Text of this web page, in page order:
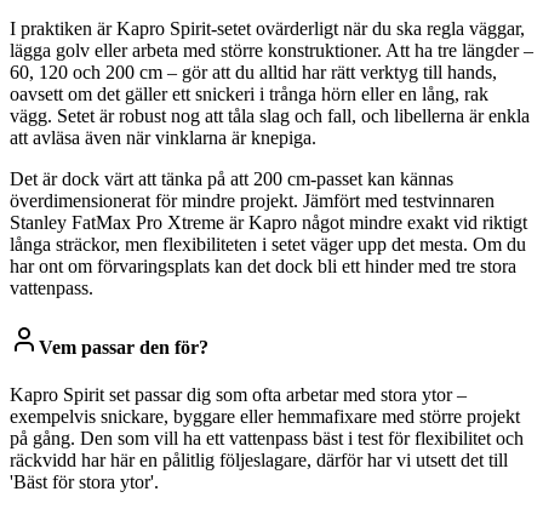
I praktiken är Kapro Spirit-setet ovärderligt när du ska regla väggar,
lägga golv eller arbeta med större konstruktioner. Att ha tre längder –
60, 120 och 200 cm – gör att du alltid har rätt verktyg till hands,
oavsett om det gäller ett snickeri i trånga hörn eller en lång, rak
vägg. Setet är robust nog att tåla slag och fall, och libellerna är enkla
att avläsa även när vinklarna är knepiga.
Det är dock värt att tänka på att 200 cm-passet kan kännas
överdimensionerat för mindre projekt. Jämfört med testvinnaren
Stanley FatMax Pro Xtreme är Kapro något mindre exakt vid riktigt
långa sträckor, men flexibiliteten i setet väger upp det mesta. Om du
har ont om förvaringsplats kan det dock bli ett hinder med tre stora
vattenpass.
Vem passar den för?
Kapro Spirit set passar dig som ofta arbetar med stora ytor –
exempelvis snickare, byggare eller hemmafixare med större projekt
på gång. Den som vill ha ett vattenpass bäst i test för flexibilitet och
räckvidd har här en pålitlig följeslagare, därför har vi utsett det till
'Bäst för stora ytor'.